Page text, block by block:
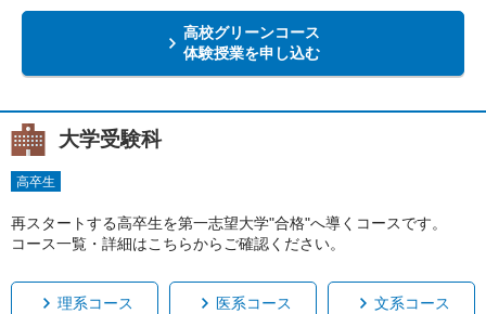
高校グリーンコース
体験授業を申し込む
大学受験科
高卒生
再スタートする高卒生を第一志望大学"合格"へ導くコースです。
コース一覧・詳細はこちらからご確認ください。
理系コース 医系コース 文系コース